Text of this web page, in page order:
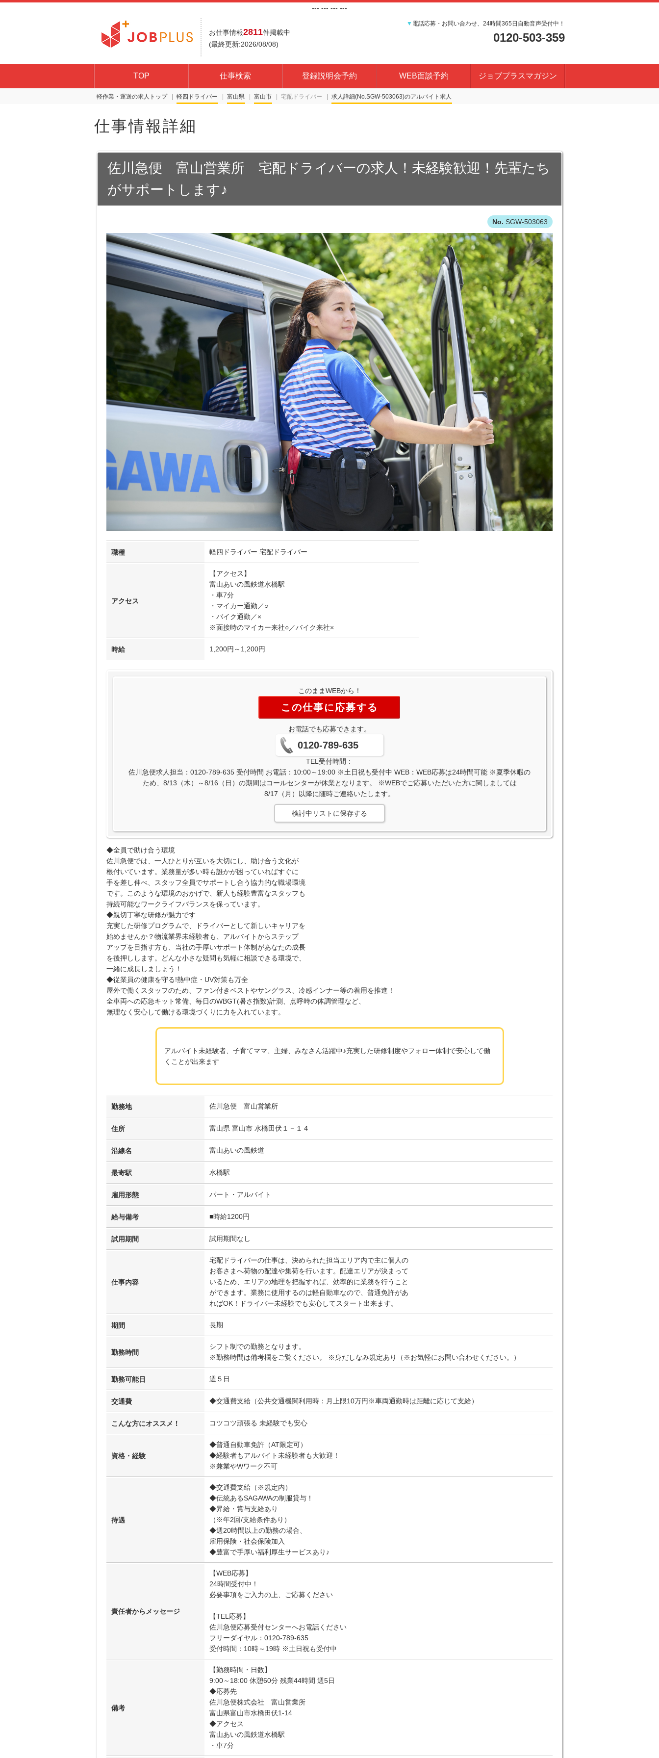
--- --- --- ---
お仕事情報2811件掲載中
(最終更新:2026/08/08)
▼ 電話応募・お問い合わせ、24時間365日自動音声受付中！
0120-503-359
TOP 仕事検索 登録説明会予約 WEB面談予約 ジョブプラスマガジン
軽作業・運送の求人トップ 軽四ドライバー 富山県 富山市 宅配ドライバー 求人詳細(No.SGW-503063)
仕事情報詳細
佐川急便 富山営業所 宅配ドライバーの求人！未経験歓迎！先輩たち
がサポートします♪
SGW-503063
職種 軽四ドライバー 宅配ドライバー
アクセス
【アクセス】
富山あいの風鉄道水橋駅
・車7分
・マイカー通勤／○
・バイク通勤／×
※面接時のマイカー来社○／バイク来社×
時給 1,200円～1,200円
このままWEBから！
この仕事に応募する
お電話でも応募できます。
0120-789-635
TEL受付時間：
佐川急便求人担当：0120-789-635 受付時間 お電話：10:00～19:00 ※土日祝も受付中 WEB：WEB応募は24時間可能 ※夏季休暇の
ため、8/13（木）～8/16（日）の期間はコールセンターが休業となります。 ※WEBでご応募いただいた方に関しましては
8/17（月）以降に随時ご連絡いたします。
検討中リストに保存する
◆全員で助け合う環境
佐川急便では、一人ひとりが互いを大切にし、助け合う文化が
根付いています。業務量が多い時も誰かが困っていればすぐに
手を差し伸べ、スタッフ全員でサポートし合う協力的な職場環境
です。このような環境のおかげで、新人も経験豊富なスタッフも
持続可能なワークライフバランスを保っています。
◆親切丁寧な研修が魅力です
充実した研修プログラムで、ドライバーとして新しいキャリアを
始めませんか？物流業界未経験者も、アルバイトからステップ
アップを目指す方も、当社の手厚いサポート体制があなたの成長
を後押しします。どんな小さな疑問も気軽に相談できる環境で、
一緒に成長しましょう！
◆従業員の健康を守る!熱中症・UV対策も万全
屋外で働くスタッフのため、ファン付きベストやサングラス、冷感インナー等の着用を推進！
全車両への応急キット常備、毎日のWBGT(暑さ指数)計測、点呼時の体調管理など、
無理なく安心して働ける環境づくりに力を入れています。
アルバイト未経験者、子育てママ、主婦、みなさん活躍中♪充実した研修制度やフォロー体制で安心して働
くことが出来ます
勤務地 佐川急便 富山営業所
住所 富山県 富山市 水橋田伏１－１４
沿線名 富山あいの風鉄道
最寄駅 水橋駅
雇用形態 パート・アルバイト
給与備考 ■時給1200円
試用期間 試用期間なし
仕事内容
宅配ドライバーの仕事は、決められた担当エリア内で主に個人の
お客さまへ荷物の配達や集荷を行います。配達エリアが決まって
いるため、エリアの地理を把握すれば、効率的に業務を行うこと
ができます。業務に使用するのは軽自動車なので、普通免許があ
ればOK！ドライバー未経験でも安心してスタート出来ます。
期間 長期
勤務時間
シフト制での勤務となります。
※勤務時間は備考欄をご覧ください。 ※身だしなみ規定あり（※お気軽にお問い合わせください。）
勤務可能日 週５日
交通費 ◆交通費支給（公共交通機関利用時：月上限10万円※車両通勤時は距離に応じて支給）
こんな方にオススメ！ コツコツ頑張る 未経験でも安心
資格・経験
◆普通自動車免許（AT限定可）
◆経験者もアルバイト未経験者も大歓迎！
※兼業やWワーク不可
待遇
◆交通費支給（※規定内）
◆伝統あるSAGAWAの制服貸与！
◆昇給・賞与支給あり
（※年2回/支給条件あり）
◆週20時間以上の勤務の場合、
雇用保険・社会保険加入
◆豊富で手厚い福利厚生サービスあり♪
責任者からメッセージ
【WEB応募】
24時間受付中！
必要事項をご入力の上、ご応募ください
【TEL応募】
佐川急便応募受付センターへお電話ください
フリーダイヤル：0120-789-635
受付時間：10時～19時 ※土日祝も受付中
備考
【勤務時間・日数】
9:00～18:00 休憩60分 残業44時間 週5日
◆応募先
佐川急便株式会社 富山営業所
富山県富山市水橋田伏1-14
◆アクセス
富山あいの風鉄道水橋駅
・車7分